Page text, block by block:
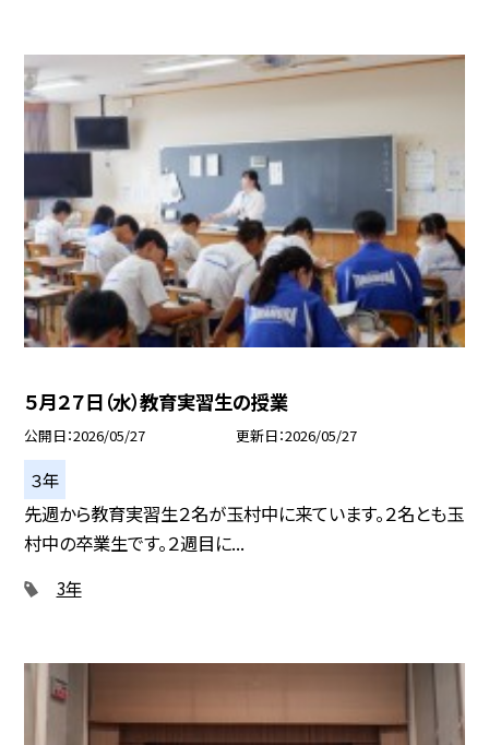
５月２７日（水）教育実習生の授業
公開日 2026/05/27 更新日 2026/05/27
３年
先週から教育実習生２名が玉村中に来ています。２名とも玉
村中の卒業生です。２週目に...
3年